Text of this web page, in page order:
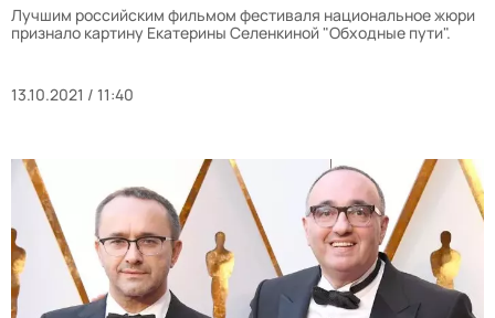
Лучшим российским фильмом фестиваля национальное жюри
признало картину Екатерины Селенкиной "Обходные пути".
13.10.2021 / 11:40